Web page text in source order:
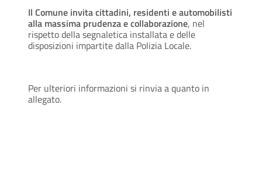
Il Comune invita cittadini, residenti e automobilisti
alla massima prudenza e collaborazione, nel
rispetto della segnaletica installata e delle
disposizioni impartite dalla Polizia Locale.
Per ulteriori informazioni si rinvia a quanto in
allegato.